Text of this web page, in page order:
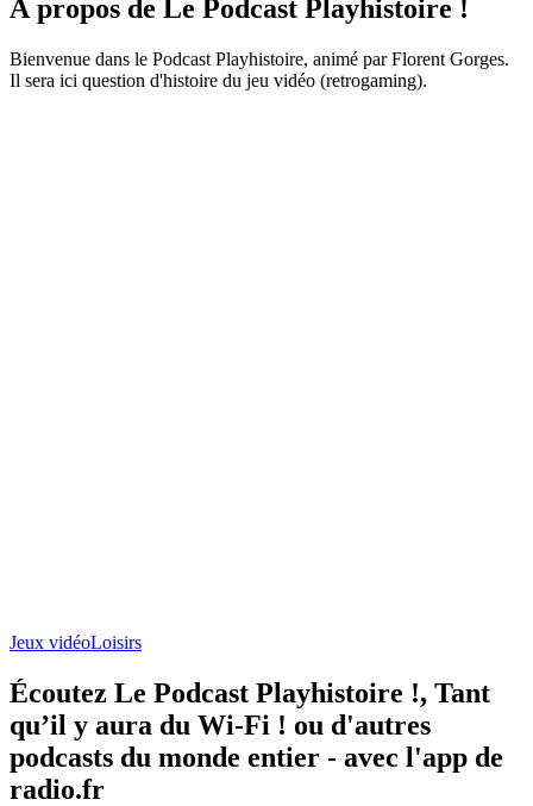
À propos de Le Podcast Playhistoire !
Bienvenue dans le Podcast Playhistoire, animé par Florent Gorges.
Il sera ici question d'histoire du jeu vidéo (retrogaming).
Jeux vidéoLoisirs
Écoutez Le Podcast Playhistoire !, Tant
qu’il y aura du Wi-Fi ! ou d'autres
podcasts du monde entier - avec l'app de
radio.fr